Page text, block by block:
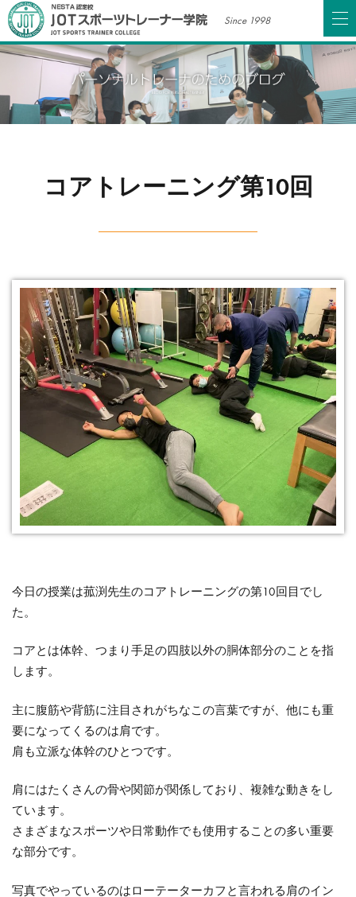
Since 1998
コアトレーニング第10回
今日の授業は菰渕先生のコアトレーニングの第10回目でし
た。
コアとは体幹、つまり手足の四肢以外の胴体部分のことを指
します。
主に腹筋や背筋に注目されがちなこの言葉ですが、他にも重
要になってくるのは肩です。
肩も立派な体幹のひとつです。
肩にはたくさんの骨や関節が関係しており、複雑な動きをし
ています。
さまざまなスポーツや日常動作でも使用することの多い重要
な部分です。
写真でやっているのはローテーターカフと言われる肩のイン